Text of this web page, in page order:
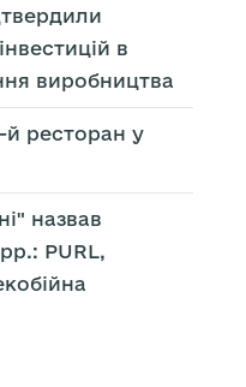
в
виробництва
й ресторан у
назвав
PURL,